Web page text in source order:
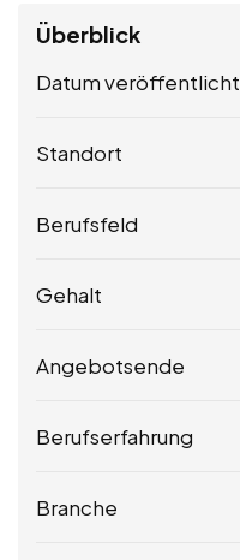
Überblick
Datum veröffentlicht
Standort
Berufsfeld
Gehalt
Angebotsende
Berufserfahrung
Branche